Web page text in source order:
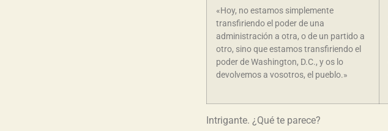
«Hoy, no estamos simplemente
transfiriendo el poder de una
administración a otra, o de un partido a
otro, sino que estamos transfiriendo el
poder de Washington, D.C., y os lo
devolvemos a vosotros, el pueblo.»
Intrigante. ¿Qué te parece?